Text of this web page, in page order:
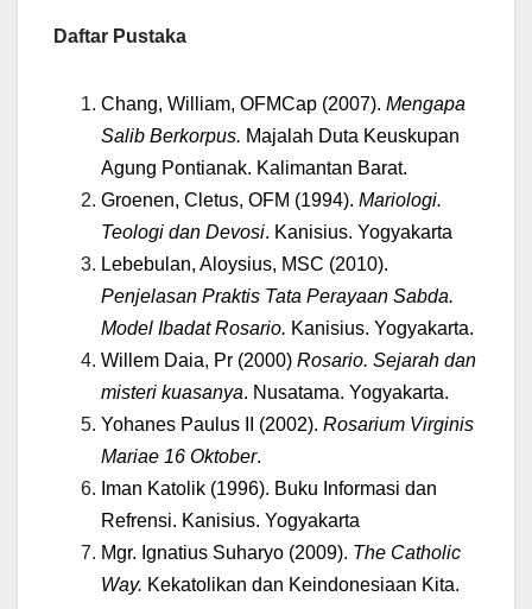
Daftar Pustaka
Chang, William, OFMCap (2007). Mengapa
Salib Berkorpus. Majalah Duta Keuskupan
Agung Pontianak. Kalimantan Barat.
Groenen, Cletus, OFM (1994). Mariologi.
Teologi dan Devosi. Kanisius. Yogyakarta
Lebebulan, Aloysius, MSC (2010).
Penjelasan Praktis Tata Perayaan Sabda.
Model Ibadat Rosario. Kanisius. Yogyakarta.
Willem Daia, Pr (2000) Rosario. Sejarah dan
misteri kuasanya. Nusatama. Yogyakarta.
Yohanes Paulus II (2002). Rosarium Virginis
Mariae 16 Oktober.
Iman Katolik (1996). Buku Informasi dan
Refrensi. Kanisius. Yogyakarta
Mgr. Ignatius Suharyo (2009). The Catholic
Way. Kekatolikan dan Keindonesiaan Kita.